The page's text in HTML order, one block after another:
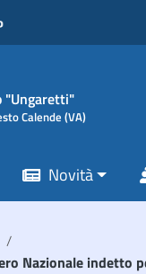
"Ungaretti"
Calende (VA)
Novità
/
Nazionale indetto